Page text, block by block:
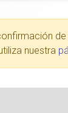
nuestra